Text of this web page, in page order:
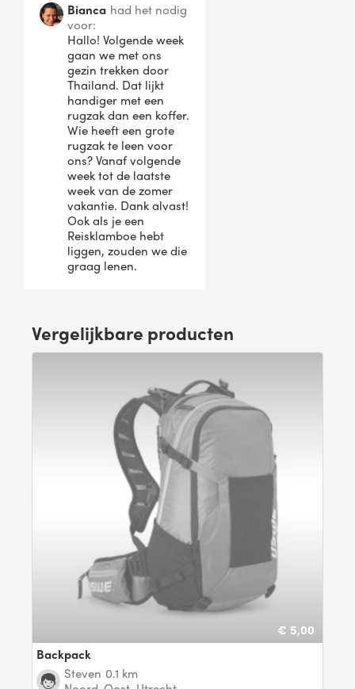
Bianca had het nodig
voor:
Hallo! Volgende week
gaan we met ons
gezin trekken door
Thailand. Dat lijkt
handiger met een
rugzak dan een koffer.
Wie heeft een grote
rugzak te leen voor
ons? Vanaf volgende
week tot de laatste
week van de zomer
vakantie. Dank alvast!
Ook als je een
Reisklamboe hebt
liggen, zouden we die
graag lenen.
Vergelijkbare producten
€ 5,00
Backpack
Steven 0.1 km